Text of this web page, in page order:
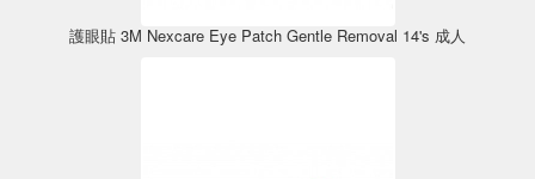
護眼貼 3M Nexcare Eye Patch Gentle Removal 14's 成人